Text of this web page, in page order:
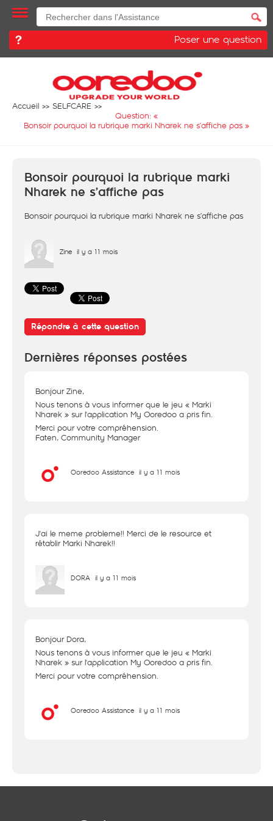
Poser une question
Accueil
SELFCARE
Question: «
Bonsoir pourquoi la rubrique marki Nharek ne s’affiche pas »
Bonsoir pourquoi la rubrique marki
Nharek ne s’affiche pas
Bonsoir pourquoi la rubrique marki Nharek ne s’affiche pas
Zine il y a 11 mois
Répondre à cette question
Dernières réponses postées
Bonjour Zine,
Nous tenons à vous informer que le jeu « Marki
Nharek » sur l'application My Ooredoo a pris fin.
Merci pour votre compréhension.
Faten, Community Manager
Ooredoo Assistance il y a 11 mois
J'ai le meme probleme!! Merci de le resource et
rétablir Marki Nharek!!
DORA il y a 11 mois
Bonjour Dora,
Nous tenons à vous informer que le jeu « Marki
Nharek » sur l'application My Ooredoo a pris fin.
Merci pour votre compréhension.
Ooredoo Assistance il y a 11 mois